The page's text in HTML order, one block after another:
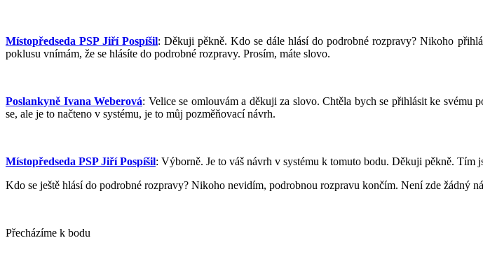
Místopředseda PSP Jiří Pospíšil: Děkuji pěkně. Kdo se dále hlásí do podrobné rozpravy? Nikoho
poklusu vnímám, že se hlásíte do podrobné rozpravy. Prosím, máte slovo.
Poslankyně Ivana Weberová: Velice se omlouvám a děkuji za slovo. Chtěla bych se přihlásit ke
se, ale je to načteno v systému, je to můj pozměňovací návrh.
Místopředseda PSP Jiří Pospíšil: Výborně. Je to váš návrh v systému k tomuto bodu. Děkuji pěkně. Tím
Kdo se ještě hlásí do podrobné rozpravy? Nikoho nevidím, podrobnou rozpravu končím. Není zde žádný
Přecházíme k bodu